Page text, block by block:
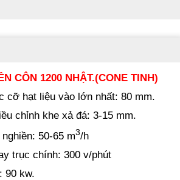
CÔN 1200 NHẬT.(CONE TINH)
cỡ hạt liệu vào lớn nhất: 80 mm.
chỉnh khe xả đá: 3-15 mm.
50-65 m3/h
trục chính: 300 v/phút
90 kw.